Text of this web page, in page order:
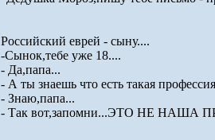
Российский еврей - сыну....
-Сынок,тебе уже 18....
- Да,папа...
- А ты знаешь что есть такая
- Знаю,папа...
- Так вот,запомни...ЭТО НЕ НАША